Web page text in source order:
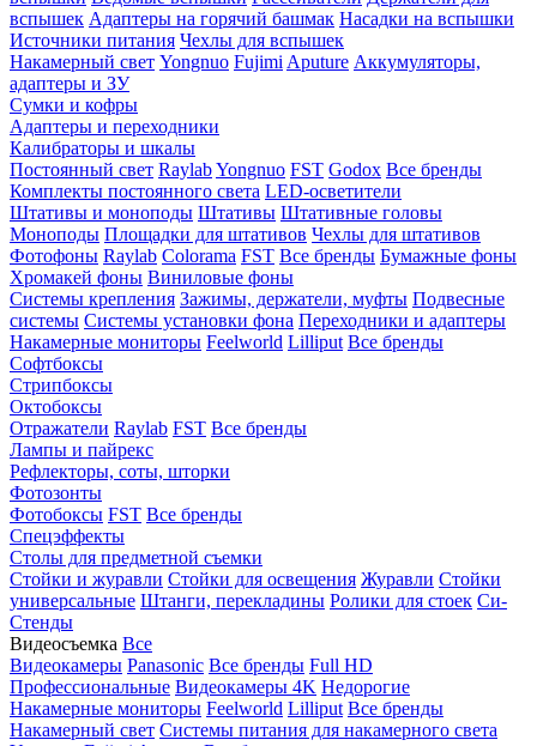
вспышек Адаптеры на горячий башмак Насадки на вспышки
Источники питания Чехлы для вспышек
Накамерный свет Yongnuo Fujimi Aputure Аккумуляторы,
адаптеры и ЗУ
Сумки и кофры
Адаптеры и переходники
Калибраторы и шкалы
Постоянный свет RaylabYongnuo FST Godox Все бренды
Комплекты постоянного света LED-осветители
Штативы и моноподы Штативы Штативные головы
Моноподы Площадки для штативов Чехлы для штативов
Фотофоны Raylab Colorama FST Все бренды Бумажные фоны
Хромакей фоны Виниловые фоны
Системы крепления Зажимы, держатели, муфты Подвесные
системы Системы установки фона Переходники и адаптеры
Накамерные мониторы Feelworld Lilliput Все бренды
Софтбоксы
Стрипбоксы
Октобоксы
Отражатели Raylab FST Все бренды
Лампы и пайрекс
Рефлекторы, соты, шторки
Фотозонты
Фотобоксы FST Все бренды
Спецэффекты
Столы для предметной съемки
Стойки и журавли Стойки для освещения Журавли Стойки
универсальные Штанги, перекладины Ролики для стоек Си-
Стенды
Видеосъемка Все
Видеокамеры Panasonic Все бренды Full HD
Профессиональные Видеокамеры 4K Недорогие
Накамерные мониторы Feelworld Lilliput Все бренды
Накамерный свет Системы питания для накамерного света